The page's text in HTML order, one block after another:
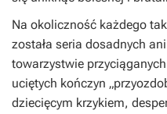
Na okoliczność każdego
została seria dosadnych
towarzystwie
uciętych kończyn
dziecięcym krzykiem,